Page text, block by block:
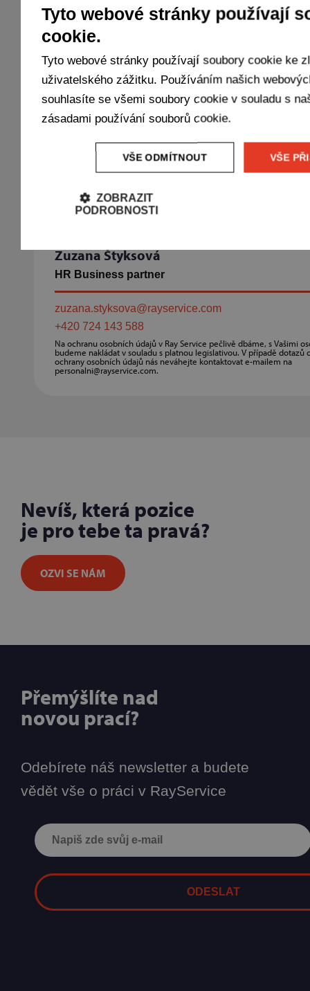
Hana Hanáčková
HR Business partner
+420 724 961 267
Zuzana Štyksová
HR Business partner
zuzana.styksova@rayservice.com
+420 724 143 588
Na ochranu osobních údajů v Ray Service pečlivě dbáme, s Vašimi
budeme nakládat v souladu s platnou legislativou. V případě dotazů
ochrany osobních údajů nás neváhejte kontaktovat e-mailem na
personalni@rayservice.com.
Nevíš, která pozice
je pro tebe ta pravá?
OZVI SE NÁM
Přemýšlíte nad
novou prací?
Odebírete náš newsletter a budete
vědět vše o práci v RayService
Tyto webové stránky používají
cookie.
Tyto webové stránky používají soubory cookie ke
uživatelského zážitku. Používáním našich
souhlasíte se všemi soubory cookie v souladu s
zásadami používání souborů cookie.
VŠE
VŠE ODMÍTNOUT
ZOBRAZIT
PODROBNOSTI